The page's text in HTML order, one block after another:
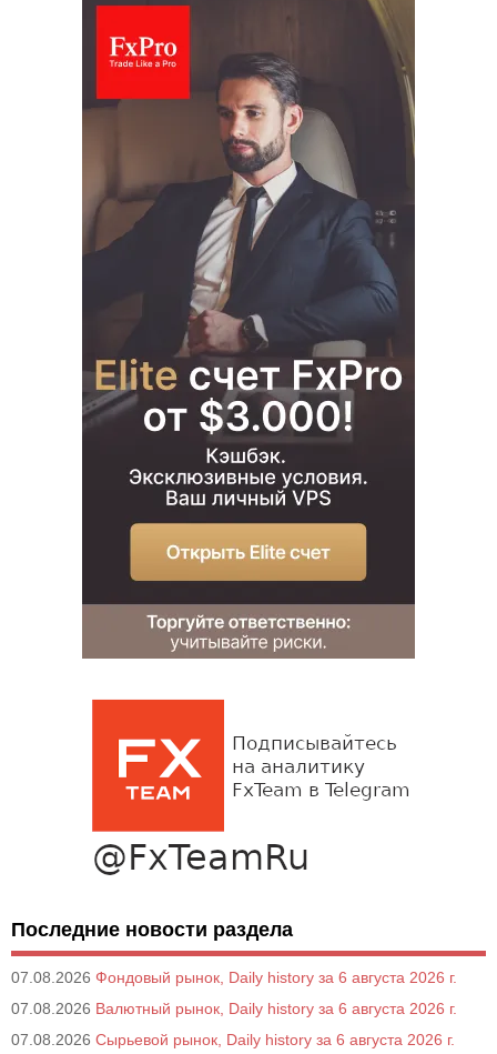
Последние новости раздела
07.08.2026 Фондовый рынок, Daily history за 6 августа 2026 г.
07.08.2026 Валютный рынок, Daily history за 6 августа 2026 г.
07.08.2026 Сырьевой рынок, Daily history за 6 августа 2026 г.